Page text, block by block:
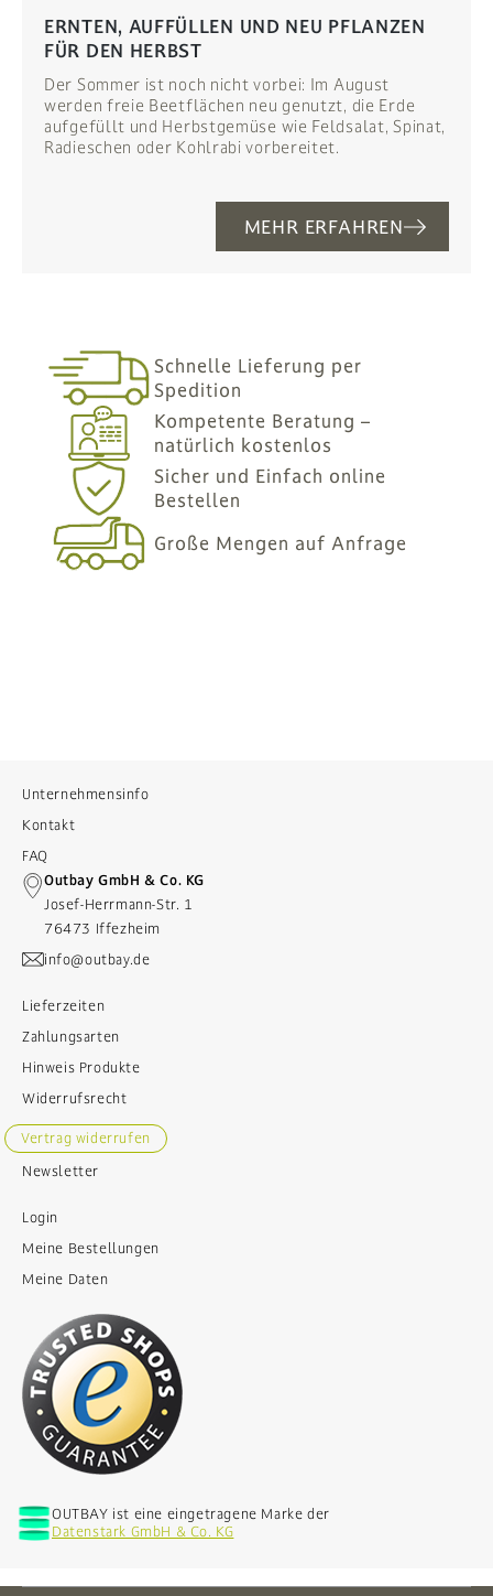
ERNTEN, AUFFÜLLEN UND NEU PFLANZEN
FÜR DEN HERBST
Der Sommer ist noch nicht vorbei: Im August
werden freie Beetflächen neu genutzt, die Erde
aufgefüllt und Herbstgemüse wie Feldsalat, Spinat,
Radieschen oder Kohlrabi vorbereitet.
MEHR ERFAHREN
Schnelle Lieferung per
Spedition
Kompetente Beratung –
natürlich kostenlos
Sicher und Einfach online
Bestellen
Große Mengen auf Anfrage
Unternehmensinfo
Kontakt
FAQ
Outbay GmbH & Co. KG
Josef-Herrmann-Str. 1
76473 Iffezheim
info@outbay.de
Lieferzeiten
Zahlungsarten
Hinweis Produkte
Widerrufsrecht
Vertrag widerrufen
Newsletter
Login
Meine Bestellungen
Meine Daten
OUTBAY ist eine eingetragene Marke der
Datenstark GmbH & Co. KG